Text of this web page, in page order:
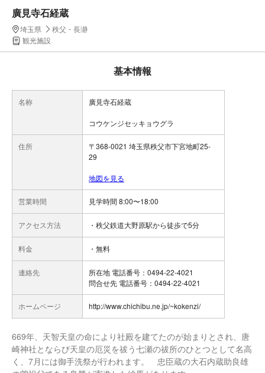
廣見寺石経蔵
埼玉県
秩父・長瀞
観光施設
基本情報
名称 廣見寺石経蔵
コウケンジセッキョウグラ
住所
〒368-0021 埼玉県秩父市下宮地町25-
29
地図を見る
営業時間 見学時間 8:00〜18:00
アクセス方法 ・秩父鉄道大野原駅から徒歩で5分
料金 ・無料
連絡先
所在地 電話番号：0494-22-4021
問合せ先 電話番号：0494-22-4021
ホームページ http://www.chichibu.ne.jp/~kokenzi/
669年、天智天皇の命により社殿を建てたのが始まりとされ、唐
崎神社とならび天皇の厄災を祓う七瀬の祓所のひとつとして名高
く、7月には御手洗祭が行われます。 忠臣蔵の大石内蔵助良雄